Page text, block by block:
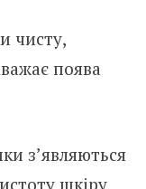
чисту,
поява
з’являються
шкіру